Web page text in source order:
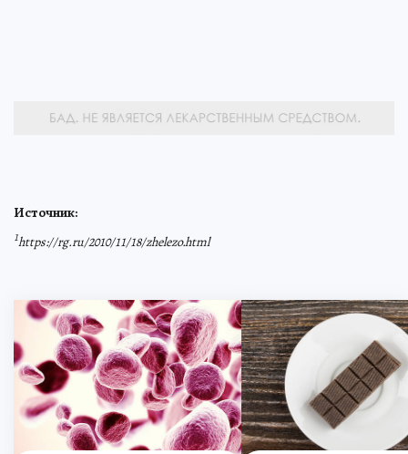
Источник:
1https://rg.ru/2010/11/18/zhelezo.html